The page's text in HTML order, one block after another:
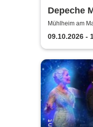
Depeche
played by
Mühlheim am
09.10.2026 -